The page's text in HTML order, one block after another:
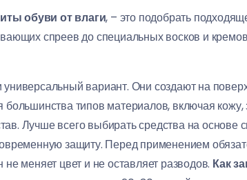
обуви от влаги, – это подобрать
спреев до специальных восков и
вариант. Они создают на
большинства типов материалов, включая кожу,
Лучше всего выбирать средства на основе
защиту. Перед применением
меняет цвет и не оставляет разводов. Как